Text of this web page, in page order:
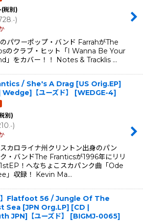
(税別)
.-)
パワーポップ・バンド FarrahがThe
のクラブ・ヒット「I Wanna Be Your
」をカバー！！ Notes & Tracklis …
/ She's A Drag [US Orig.EP]
【ユーズド】
[WEDGE-4]
別)
.-)
カロライナ州クリントン出身のパン
・バンドThe Franticsが1996年にリリ
！へなちょこスカパンク曲「Ode
」収録！ Kevin Ma…
】Flatfoot 56 / Jungle Of The
Sea [JPN Org.LP] [CD |
JPN]【ユーズド】
[BIGMJ-0065]